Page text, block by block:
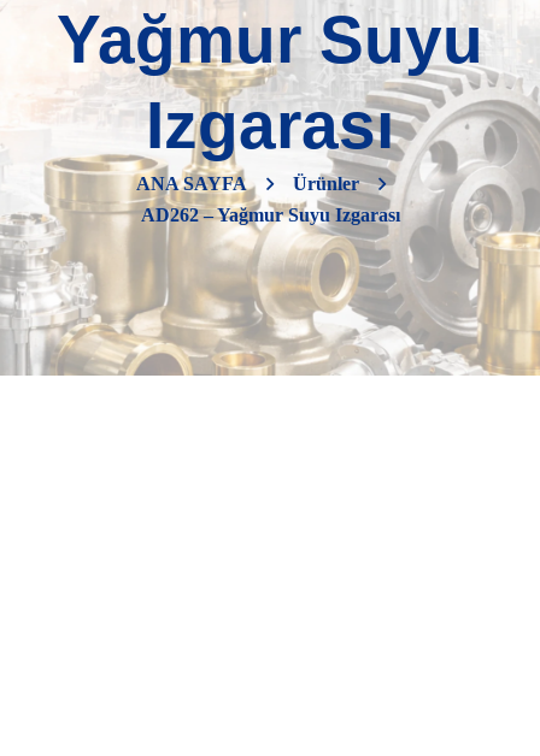
Yağmur Suyu
Izgarası
ANA SAYFA
Ürünler
AD262 – Yağmur Suyu Izgarası